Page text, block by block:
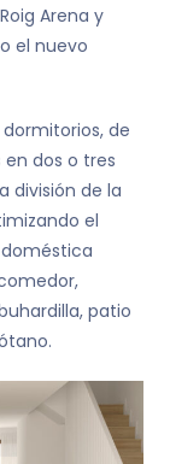
Arena y
el nuevo
de
dos o tres
división de la
el
patio